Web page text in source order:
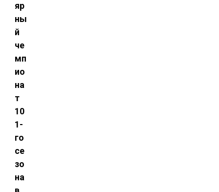
яр
ны
й
че
мп
ио
на
т
10
1-
го
се
зо
на